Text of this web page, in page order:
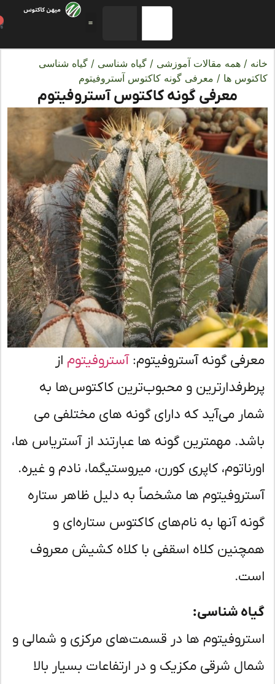
/همه مقالات آموزشی/گیاه شناسی/گیاه شناسی
ها/ معرفی گونه کاکتوس آستروفیتوم
معرفی گونه کاکتوس آستروفیتوم
گونه آستروفیتوم:آستروفیتوماز
و محبوب‌ترین کاکتوس‌ها به
می‌آید که دارای گونه های مختلفی می
مهمترین گونه ها عبارتند از آستریاس ها،
کاپری کورن، میروستیگما، نادم و غیره.
ها مشخصاً به دلیل ظاهر ستاره
آنها به نام‌های کاکتوس ستاره‌ای و
کلاه اسقفی با کلاه کشیش معروف
شناسی:
ها در قسمت‌های مرکزی و شمالی و
شرقی مکزیک و در ارتفاعات بسیار بالا